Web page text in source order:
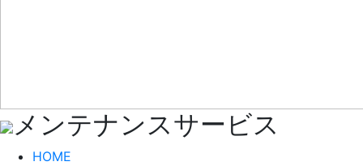
メンテナンスサービス
HOME